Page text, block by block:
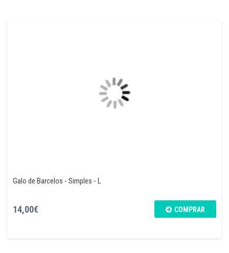
Galo de Barcelos - Simples - L
14,00€ COMPRAR